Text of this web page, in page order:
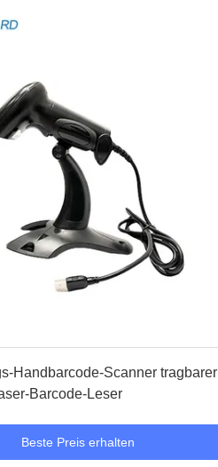
Handbarcode-Scanner tragbarer
Barcode-Leser
Beste Preis erhalten